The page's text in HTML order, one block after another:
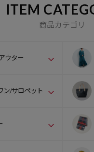
ITEM
商品カテゴリ
ウター
ン/サロペット